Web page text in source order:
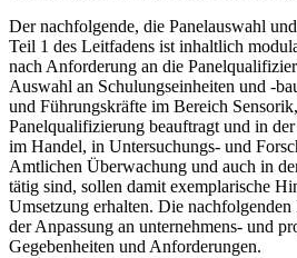
Der nachfolgende, die Panelauswahl
Teil 1 des Leitfadens ist inhaltlich
nach Anforderung an die
Auswahl an Schulungseinheiten und -
und Führungskräfte im Bereich
Panelqualifizierung beauftragt und in
im Handel, in Untersuchungs- und
Amtlichen Überwachung und auch in
tätig sind, sollen damit exemplarische
Umsetzung erhalten. Die nachfolgenden
der Anpassung an unternehmens- und
Gegebenheiten und Anforderungen.